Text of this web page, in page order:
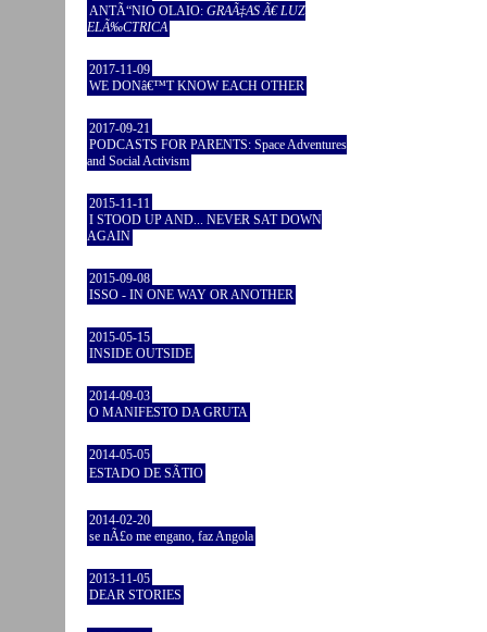
ANTÃ“NIO OLAIO: GRAÃ‡AS Ã€ LUZ
ELÃ‰CTRICA
2017-11-09
WE DONâ€™T KNOW EACH OTHER
2017-09-21
PODCASTS FOR PARENTS: Space Adventures
and Social Activism
2015-11-11
I STOOD UP AND... NEVER SAT DOWN
AGAIN
2015-09-08
ISSO - IN ONE WAY OR ANOTHER
2015-05-15
INSIDE OUTSIDE
2014-09-03
O MANIFESTO DA GRUTA
2014-05-05
ESTADO DE SÃTIO
2014-02-20
se nÃ£o me engano, faz Angola
2013-11-05
DEAR STORIES